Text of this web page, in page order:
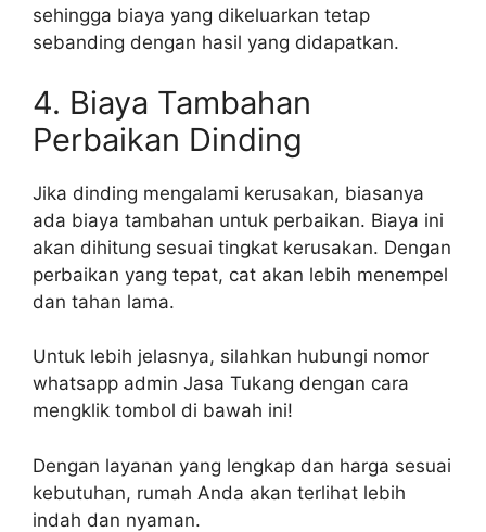
sehingga biaya yang dikeluarkan tetap
sebanding dengan hasil yang didapatkan.
4. Biaya Tambahan
Perbaikan Dinding
Jika dinding mengalami kerusakan, biasanya
ada biaya tambahan untuk perbaikan. Biaya ini
akan dihitung sesuai tingkat kerusakan. Dengan
perbaikan yang tepat, cat akan lebih menempel
dan tahan lama.
Untuk lebih jelasnya, silahkan hubungi nomor
whatsapp admin Jasa Tukang dengan cara
mengklik tombol di bawah ini!
Dengan layanan yang lengkap dan harga sesuai
kebutuhan, rumah Anda akan terlihat lebih
indah dan nyaman.